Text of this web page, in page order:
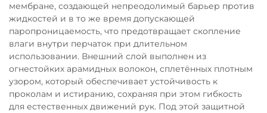
мембране, создающей непреодолимый барьер против
жидкостей и в то же время допускающей
паропроницаемость, что предотвращает скопление
влаги внутри перчаток при длительном
использовании. Внешний слой выполнен из
огнестойких арамидных волокон, сплетённых плотным
узором, который обеспечивает устойчивость к
проколам и истиранию, сохраняя при этом гибкость
для естественных движений рук. Под этой защитной